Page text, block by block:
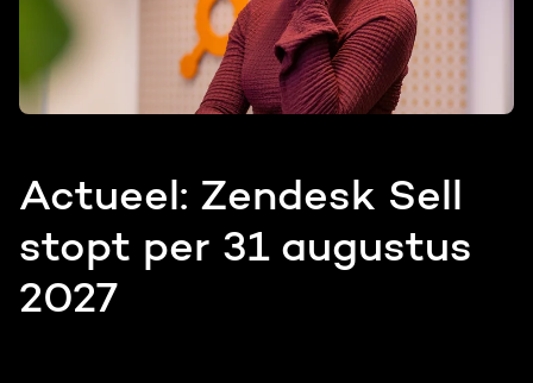
Actueel: Zendesk Sell
stopt per 31 augustus
2027